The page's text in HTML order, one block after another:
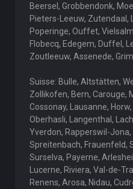
Beersel, Grobbendonk,
Pieters-Leeuw, Zutendaal,
Poperinge, Ouffet,
Flobecq, Edegem, Duffel,
Zoutleeuw, Assenede,
Suisse: Bulle, Altstätten,
Zollikofen, Bern, Carouge,
Cossonay, Lausanne,
Oberhasli, Langenthal,
Yverdon, Rapperswil-
Spreitenbach, Frauenfeld,
Surselva, Payerne,
Lucerne, Riviera, Val-de-
Renens, Arosa, Nidau,